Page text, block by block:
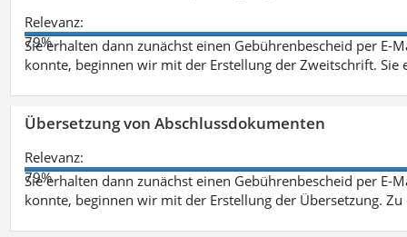
Relevanz:
79%
Sie erhalten dann zunächst einen Gebührenbescheid per E-
konnte, beginnen wir mit der Erstellung der Zweitschrift. Sie
Übersetzung von Abschlussdokumenten
Relevanz:
79%
Sie erhalten dann zunächst einen Gebührenbescheid per E-
konnte, beginnen wir mit der Erstellung der Übersetzung.